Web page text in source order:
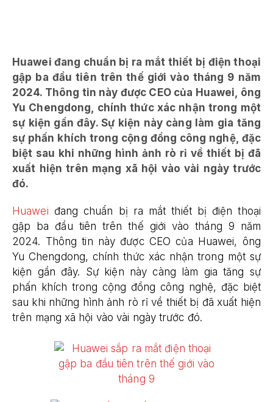
Huawei đang chuẩn bị ra mắt thiết bị điện thoại
gập ba đầu tiên trên thế giới vào tháng 9 năm
2024. Thông tin này được CEO của Huawei, ông
Yu Chengdong, chính thức xác nhận trong một
sự kiện gần đây. Sự kiện này càng làm gia tăng
sự phấn khích trong cộng đồng công nghệ, đặc
biệt sau khi những hình ảnh rò rỉ về thiết bị đã
xuất hiện trên mạng xã hội vào vài ngày trước
đó​.
Huawei đang chuẩn bị ra mắt thiết bị điện thoại
gập ba đầu tiên trên thế giới vào tháng 9 năm
2024. Thông tin này được CEO của Huawei, ông
Yu Chengdong, chính thức xác nhận trong một sự
kiện gần đây. Sự kiện này càng làm gia tăng sự
phấn khích trong cộng đồng công nghệ, đặc biệt
sau khi những hình ảnh rò rỉ về thiết bị đã xuất hiện
trên mạng xã hội vào vài ngày trước đó​.